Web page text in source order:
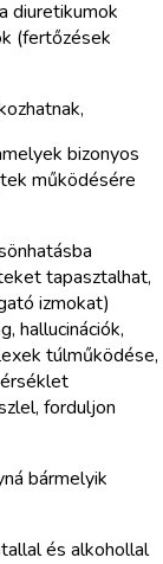
diuretikumok
(fertőzések
bizonyos
működésére
tapasztalhat,
izmokat)
hallucinációk,
túlműködése,
forduljon
bármelyik
és alkohollal